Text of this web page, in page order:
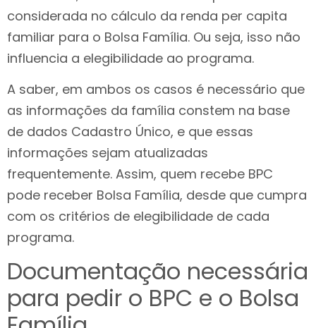
considerada no cálculo da renda per capita
familiar para o Bolsa Família. Ou seja, isso não
influencia a elegibilidade ao programa.
A saber, em ambos os casos é necessário que
as informações da família constem na base
de dados Cadastro Único, e que essas
informações sejam atualizadas
frequentemente. Assim, quem recebe BPC
pode receber Bolsa Família, desde que cumpra
com os critérios de elegibilidade de cada
programa.
Documentação necessária
para pedir o BPC e o Bolsa